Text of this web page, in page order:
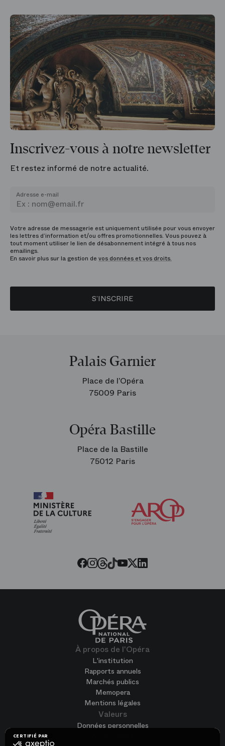
CERTIFIÉ PAR
certifié
Inscrivez-vous à notre newsletter
Et restez informé de notre actualité.
Adresse e-mail
Votre adresse de messagerie est uniquement utilisée pour vous envoyer
les lettres d’information et/ou offres promotionnelles. Vous pouvez à
tout moment utiliser le lien de désabonnement intégré à tous nos
emailings.
En savoir plus sur la gestion de vos données et vos droits.
S’INSCRIRE
Palais Garnier
Place de l’Opéra
75009 Paris
Opéra Bastille
Place de la Bastille
75012 Paris
Facebook
Instagram
Threads
Tiktok
Youtube
Twitter
LinkedIn
À propos de l'Opéra
L'institution
Rapports annuels
Marchés publics
Memopera
Mentions légales
Valeurs
Données personnelles